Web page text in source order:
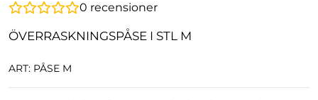
0 recensioner
ÖVERRASKNINGSPÅSE I STL M
ART: PÅSE M